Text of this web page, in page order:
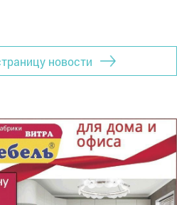
новости